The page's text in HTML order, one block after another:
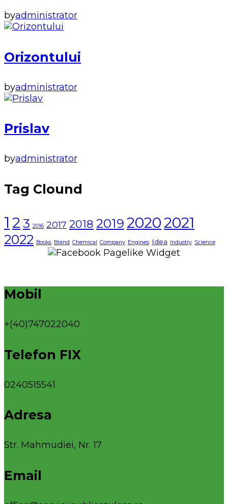
byadministrator
Orizontului
byadministrator
Prislav
byadministrator
Tag Clound
1 2 3 2016 2017 2018 2019 20202021
2022 Books Brand Chemical Company Engines Idea Industry Science
Mobil
+(40)747022040
Telefon FIX
0240515541
Adresa
Str. Mahmudiei, Nr. 17
Email